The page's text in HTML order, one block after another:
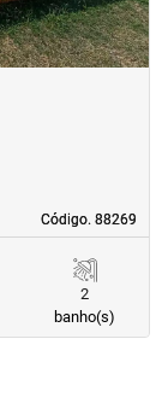
Código. 88269
Código. 88269
2
banho(s)